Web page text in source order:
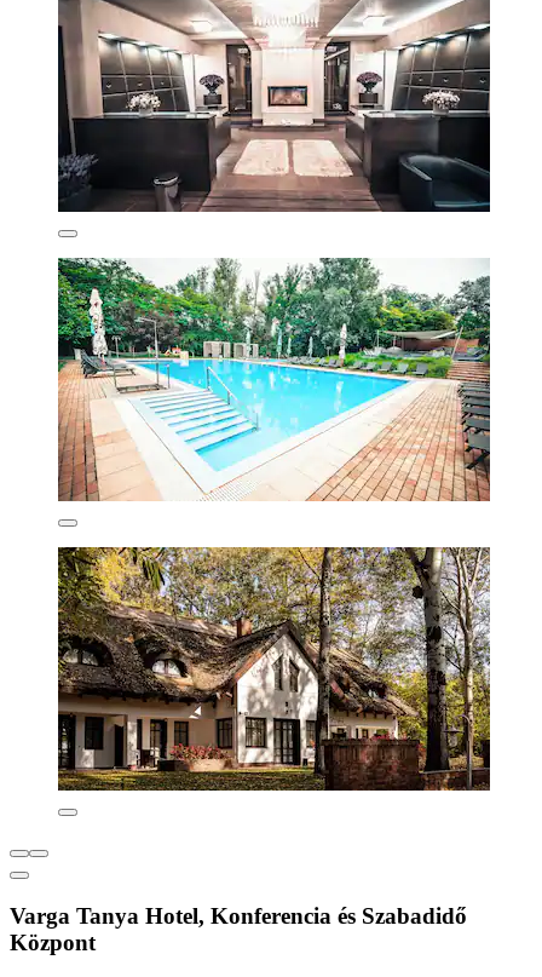
Varga Tanya Hotel, Konferencia és Szabadidő
Központ